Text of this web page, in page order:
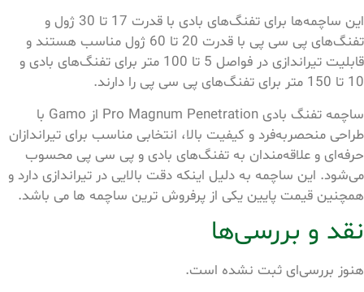
این ساچمه‌ها برای تفنگ‌های بادی با قدرت 17 تا 30 ژول و
تفنگ‌های پی سی پی با قدرت 20 تا 60 ژول مناسب هستند و
قابلیت تیراندازی در فواصل 5 تا 100 متر برای تفنگ‌های بادی و
10 تا 150 متر برای تفنگ‌های پی سی پی را دارند.
ساچمه تفنگ بادی Pro Magnum Penetration از Gamo با
طراحی منحصربه‌فرد و کیفیت بالا، انتخابی مناسب برای تیراندازان
حرفه‌ای و علاقه‌مندان به تفنگ‌های بادی و پی سی پی محسوب
می‌شود. این ساچمه به دلیل اینکه دقت بالایی در تیراندازی دارد و
همچنین قیمت پایین یکی از پرفروش ترین ساچمه ها می باشد.
نقد و بررسی‌ها
هنوز بررسی‌ای ثبت نشده است.